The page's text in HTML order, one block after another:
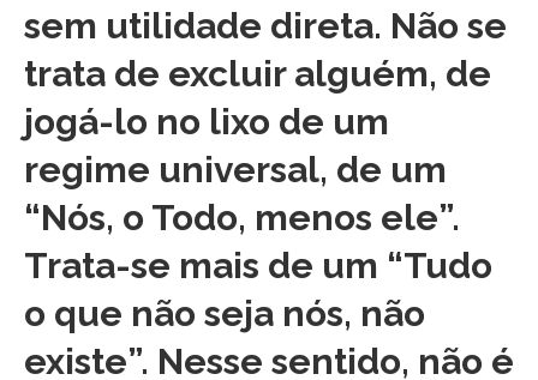
sem utilidade direta. Não se
trata de excluir alguém, de
jogá-lo no lixo de um
regime universal, de um
“Nós, o Todo, menos ele”.
Trata-se mais de um “Tudo
o que não seja nós, não
existe”. Nesse sentido, não é